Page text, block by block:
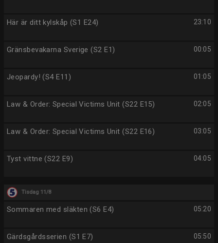
23:10
Här är ditt kylskåp (S1 E24)
00:05
Gränsbevakarna Sverige (S2 E1)
01:05
Jeopardy! (S4 E11)
02:05
Law & Order: Special Victims Unit (S22 E15)
03:05
Law & Order: Special Victims Unit (S22 E16)
04:05
Tyst vittne (S22 E9)
Tisdag 11/8
05:20
Sommaren med släkten (S6 E4)
05:50
Gärdsgårdsserien (S1 E7)